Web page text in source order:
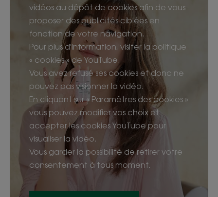
vidéos au dépôt de cookies afin de vous
proposer des publicités ciblées en
fonction de votre navigation.
Pour plus d'information, visiter la politique
« cookies » de YouTube.
Vous avez refusé ses cookies et donc ne
pouvez pas visionner la vidéo.
En cliquant sur « Paramètres des cookies »
vous pouvez modifier vos choix et
accepter les cookies YouTube pour
visualiser la vidéo.
Vous garder la possibilité de retirer votre
consentement à tous moment.